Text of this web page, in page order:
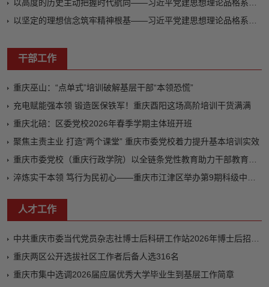
干部工作
重庆巫山：“点单式”培训破解基层干部“本领恐慌”
充电赋能强本领 锻造医保铁军！重庆酉阳这场高阶培训干货满满
重庆北碚：区委党校2026年春季学期主体班开班
聚焦主责主业 打造“两个课堂” 重庆市委党校着力提升基本培训实效
人才工作
重庆两区公开选拔社区工作者后备人选316名
重庆市集中选调2026届应届优秀大学毕业生到基层工作简章